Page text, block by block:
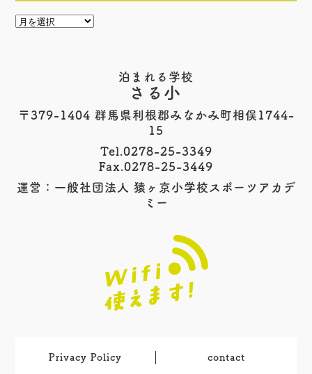
泊まれる学校
さる小
〒379-1404 群馬県利根郡みなかみ町相俣1744-
15
Tel.0278-25-3349
Fax.0278-25-3449
運営：一般社団法人 猿ヶ京小学校スポーツアカデ
ミー
Privacy Policy contact